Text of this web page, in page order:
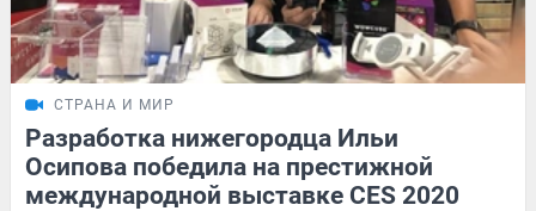
СТРАНА И МИР
Разработка нижегородца Ильи
Осипова победила на престижной
международной выставке CES 2020